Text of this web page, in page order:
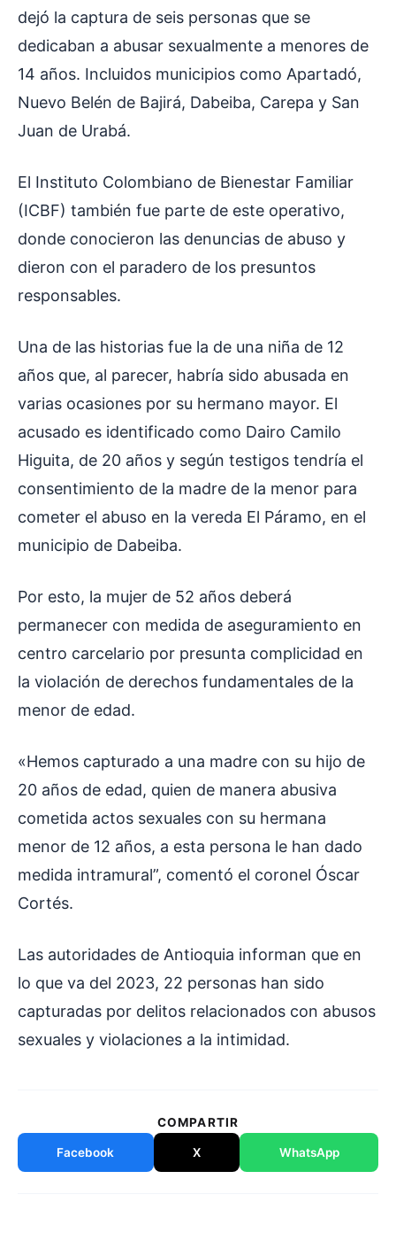
dejó la captura de seis personas que se
dedicaban a abusar sexualmente a menores de
14 años. Incluidos municipios como Apartadó,
Nuevo Belén de Bajirá, Dabeiba, Carepa y San
Juan de Urabá.
El Instituto Colombiano de Bienestar Familiar
(ICBF) también fue parte de este operativo,
donde conocieron las denuncias de abuso y
dieron con el paradero de los presuntos
responsables.
Una de las historias fue la de una niña de 12
años que, al parecer, habría sido abusada en
varias ocasiones por su hermano mayor. El
acusado es identificado como Dairo Camilo
Higuita, de 20 años y según testigos tendría el
consentimiento de la madre de la menor para
cometer el abuso en la vereda El Páramo, en el
municipio de Dabeiba.
Por esto, la mujer de 52 años deberá
permanecer con medida de aseguramiento en
centro carcelario por presunta complicidad en
la violación de derechos fundamentales de la
menor de edad.
«Hemos capturado a una madre con su hijo de
20 años de edad, quien de manera abusiva
cometida actos sexuales con su hermana
menor de 12 años, a esta persona le han dado
medida intramural”, comentó el coronel Óscar
Cortés.
Las autoridades de Antioquia informan que en
lo que va del 2023, 22 personas han sido
capturadas por delitos relacionados con abusos
sexuales y violaciones a la intimidad.
COMPARTIR
Facebook X WhatsApp